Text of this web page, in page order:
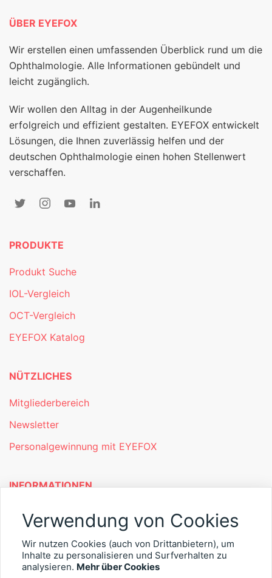
ÜBER EYEFOX
Wir erstellen einen umfassenden Überblick rund um die
Ophthalmologie. Alle Informationen gebündelt und
leicht zugänglich.
Wir wollen den Alltag in der Augenheilkunde
erfolgreich und effizient gestalten. EYEFOX entwickelt
Lösungen, die Ihnen zuverlässig helfen und der
deutschen Ophthalmologie einen hohen Stellenwert
verschaffen.
PRODUKTE
Produkt Suche
IOL-Vergleich
OCT-Vergleich
EYEFOX Katalog
NÜTZLICHES
Mitgliederbereich
Newsletter
Personalgewinnung mit EYEFOX
INFORMATIONEN
Was ist EYEFOX – Ihre Möglichkeiten
Kontakt
Verwendung von Cookies
Wir nutzen Cookies (auch von Drittanbietern), um
Inhalte zu personalisieren und Surfverhalten zu
analysieren. Mehr über Cookies